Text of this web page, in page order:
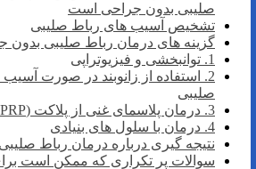
صلیبی بدون جراحی است
تشخیص آسیب های رباط صلیبی
گزینه های درمان رباط صلیبی بدون
1. توانبخشی و فیزیوتراپی
2. استفاده از زانوبند در صورت
صلیبی
3. درمان پلاسمای غنی از پلاکت (PRP)
4. درمان با سلول های بنیادی
نتیجه گیری درباره درمان رباط
سوالات پر تکراری که ممکن است